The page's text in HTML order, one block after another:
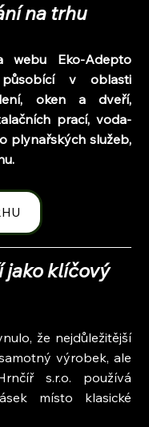
na trhu
webu Eko-Adepto
v oblasti
oken a dveří,
prací, voda-
plynařských služeb,
jako klíčový
že nejdůležitější
výrobek, ale
s.r.o. používá
místo klasické